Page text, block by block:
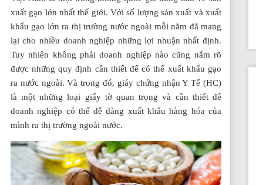
xuất gạo lớn nhất thế giới. Với số lượng sản xuất và xuất
khẩu gạo lớn ra thị trường nước ngoài mỗi năm đã mang
lại cho nhiều doanh nghiệp những lợi nhuận nhất định.
Tuy nhiên không phải doanh nghiệp nào cũng nắm rõ
được những quy định cần thiết để có thể xuất khẩu gạo
ra nước ngoài. Và trong đó, giáy chứng nhận Y Tế (HC)
là một những loại giấy tờ quan trọng và cần thiết để
doanh nghiệp có thể dễ dàng xuất khẩu hàng hóa của
mình ra thị trường ngoài nước.